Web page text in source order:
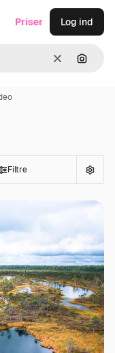
Klar Søg
Priser Log ind
Filtre